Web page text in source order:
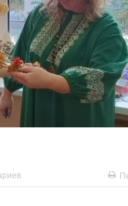
в 2026 году